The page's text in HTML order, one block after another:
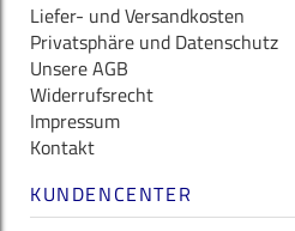
Liefer- und Versandkosten
Privatsphäre und Datenschutz
Unsere AGB
Widerrufsrecht
Impressum
Kontakt
KUNDENCENTER